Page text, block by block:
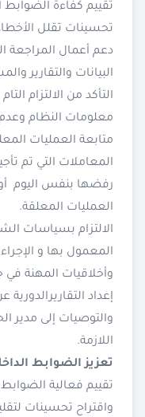
تحسينات تقلل
دعم أعمال المراجعة
البيانات والتقارير
التأكد من الالتزام
معلومات النظام
متابعة العمليات
المعاملات التي تم
رفضها بنفس اليوم
العمليات المعلقة.
الالتزام بسياسات
المعمول بها و
وأخلاقيات المهنة
إعداد
والتوصيات إلى مدير
اللازمة.
تعزيز الضوابط
تقييم فعالية الضوابط
واقتراح تحسينات